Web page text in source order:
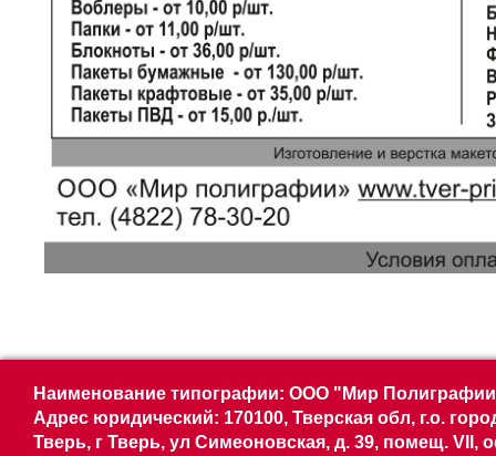
Наименование типографии: ООО "Мир
Адрес юридический: 170100, Тверская обл, г.о.
Тверь, г Тверь, ул Симеоновская, д. 39, помещ. VII,